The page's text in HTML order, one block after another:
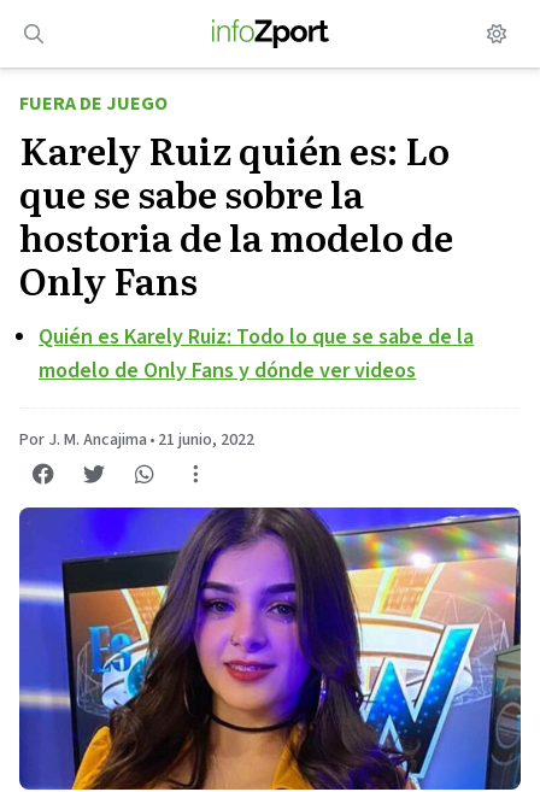
contenido
FUERA DE JUEGO
Karely Ruiz quién es: Lo
que se sabe sobre la
hostoria de la modelo de
Only Fans
Quién es Karely Ruiz: Todo lo que se sabe de la
modelo de Only Fans y dónde ver videos
Por J. M. Ancajima • 21 junio, 2022